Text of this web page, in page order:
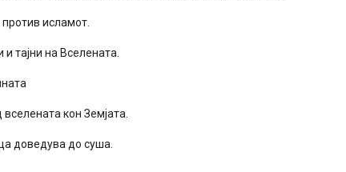
исламот.
тајни на Вселената.
кон Земјата.
доведува до суша.